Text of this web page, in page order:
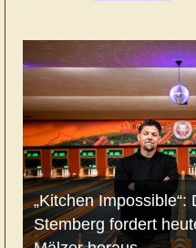
„Kitchen
Stemberg fordert